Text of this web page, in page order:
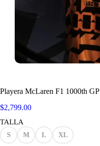
Playera McLaren F1 1000th GP
$2,799.00
TALLA
S M L XL